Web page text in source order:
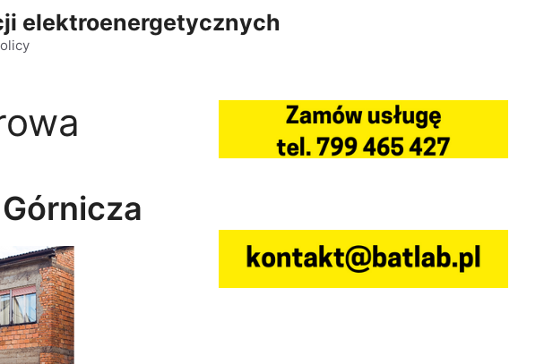
elektroenergetycznych